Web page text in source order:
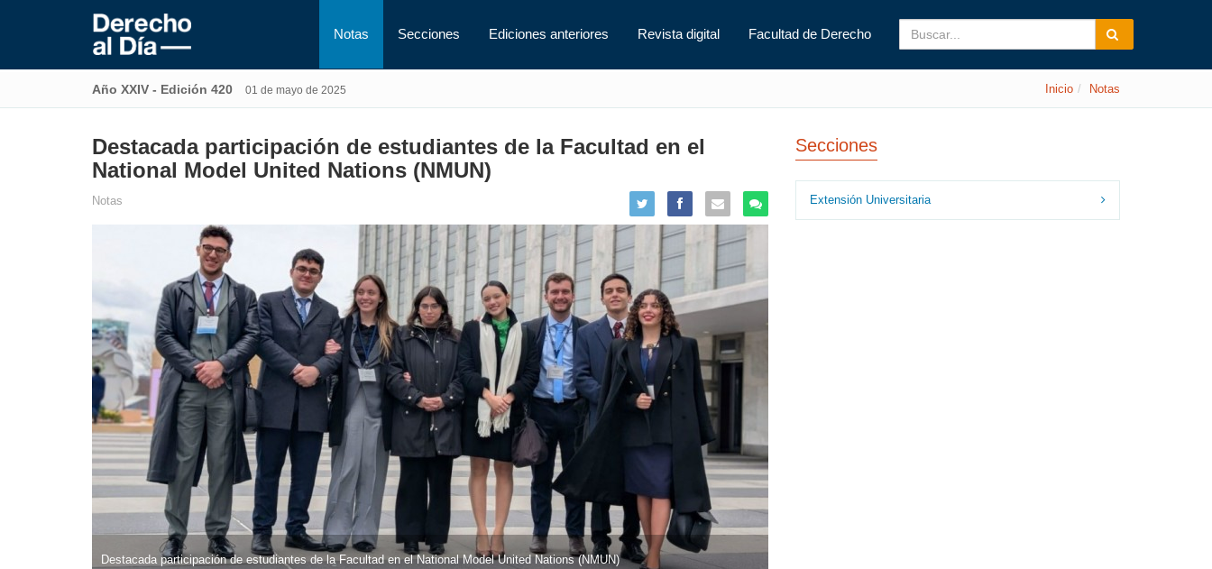
Notas Secciones Ediciones anteriores Revista digital Facultad de Derecho
Año XXIV - Edición 420 01 de mayo de 2025 Inicio Notas
Destacada participación de estudiantes de la Facultad en el
National Model United Nations (NMUN)
Notas
Destacada participación de estudiantes de la Facultad en el National Model United Nations (NMUN)
Secciones
Extensión Universitaria